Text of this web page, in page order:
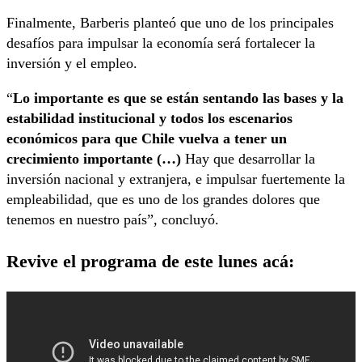
Finalmente, Barberis planteó que uno de los principales
desafíos para impulsar la economía será fortalecer la
inversión y el empleo.
“Lo importante es que se están sentando las bases y la
estabilidad institucional y todos los escenarios
económicos para que Chile vuelva a tener un
crecimiento importante (…) Hay que desarrollar la
inversión nacional y extranjera, e impulsar fuertemente la
empleabilidad, que es uno de los grandes dolores que
tenemos en nuestro país”, concluyó.
Revive el programa de este lunes acá: